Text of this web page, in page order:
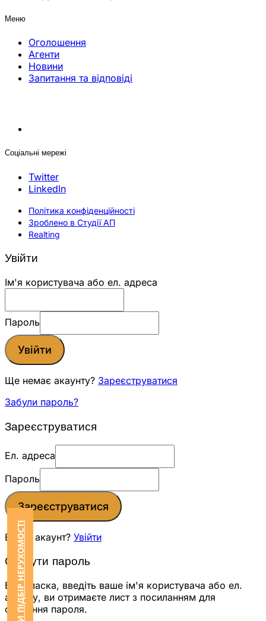
Меню
Оголошення
Агенти
Новини
Запитання та відповіді
Соціальні мережі
Twitter
LinkedIn
Політика конфіденційності
Зроблено в Студії АП
Realting
Увійти
Ім'я користувача або ел. адреса
Пароль
Увійти
Ще немає акаунту? Зареєструватися
Забули пароль?
Зареєструватися
Ел. адреса
Пароль
Зареєструватися
Вже є акаунт? Увійти
Скинути пароль
Будь ласка, введіть ваше ім'я користувача або ел.
адресу, ви отримаєте лист з посиланням для
скидання пароля.